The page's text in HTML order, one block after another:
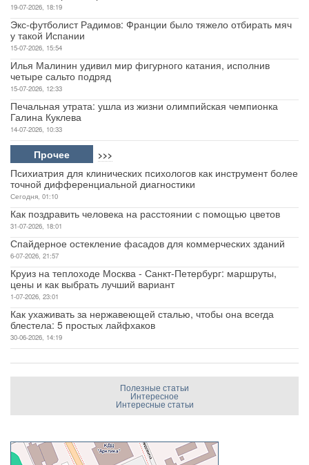
19-07-2026, 18:19
Экс-футболист Радимов: Франции было тяжело отбирать мяч
у такой Испании
15-07-2026, 15:54
Илья Малинин удивил мир фигурного катания, исполнив
четыре сальто подряд
15-07-2026, 12:33
Печальная утрата: ушла из жизни олимпийская чемпионка
Галина Куклева
14-07-2026, 10:33
Прочее >>>
Психиатрия для клинических психологов как инструмент более
точной дифференциальной диагностики
Сегодня, 01:10
Как поздравить человека на расстоянии с помощью цветов
31-07-2026, 18:01
Спайдерное остекление фасадов для коммерческих зданий
6-07-2026, 21:57
Круиз на теплоходе Москва - Санкт-Петербург: маршруты,
цены и как выбрать лучший вариант
1-07-2026, 23:01
Как ухаживать за нержавеющей сталью, чтобы она всегда
блестела: 5 простых лайфхаков
30-06-2026, 14:19
Полезные статьи
Интересное
Интересные статьи